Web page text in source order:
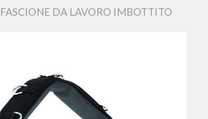
FASCIONE DA LAVORO IMBOTTITO